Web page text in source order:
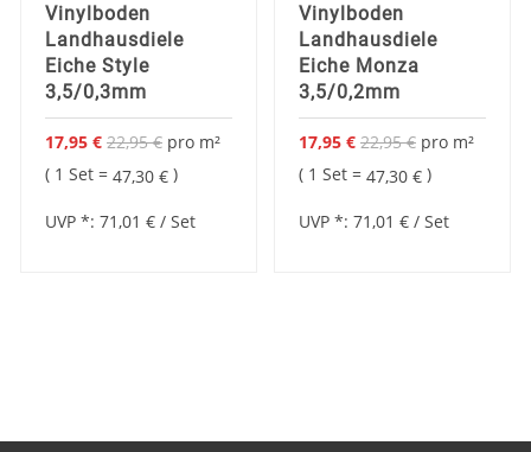
Vinylboden
Landhausdiele
Eiche Style
3,5/0,3mm
17,95 € 22,95 € pro m²
1 Set = Sonderangebot
47,30 €
UVP *: 71,01 € / Set
Vinylboden
Landhausdiele
Eiche Monza
3,5/0,2mm
17,95 € 22,95 € pro m²
1 Set = Sonderangebot
47,30 €
UVP *: 71,01 € / Set